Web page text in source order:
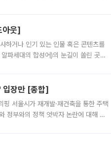
아웃]
하거나 인기 있는 인물 혹은 콘텐츠를
파세대의 합성어)의 눈길이 쏠린 곳은
입장만 [종합]
서울시가 재개발·재건축을 통한 주택
정부와의 정책 엇박자 논란에 대해 정